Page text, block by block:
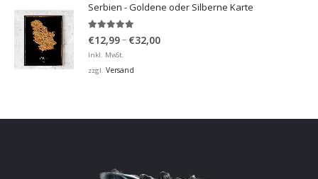
Serbien - Goldene oder Silberne Karte
5.00von 5
€12,99– €32,00Preisspanne:
Inkl. MwSt.
zzgl. Versand